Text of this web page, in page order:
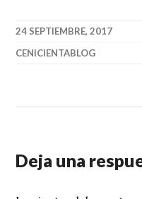
24 SEPTIEMBRE, 2017
CENICIENTABLOG
Deja una